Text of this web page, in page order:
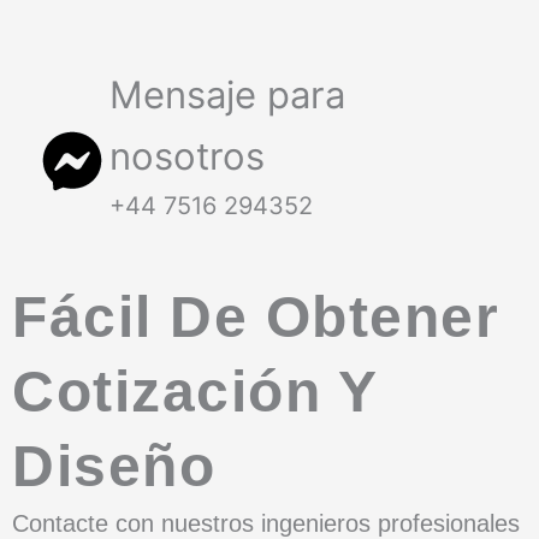
Mensaje para
nosotros
+44 7516 294352
Fácil De Obtener
Cotización Y
Diseño
Contacte con nuestros ingenieros profesionales